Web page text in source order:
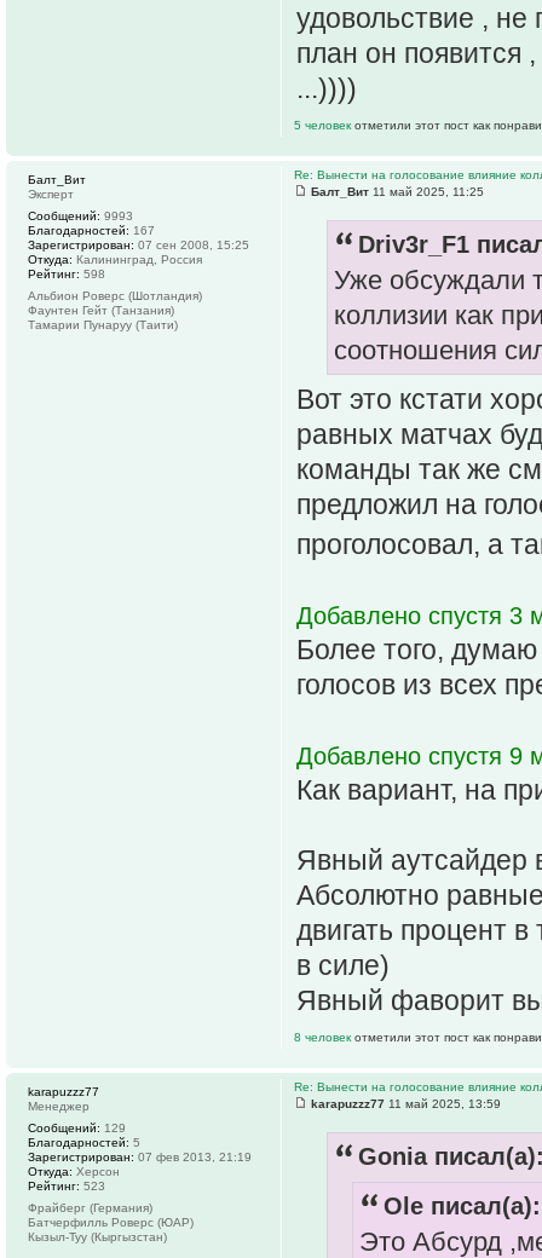
удовольствие ,
план он появится
...))))
5 человек отметили этот пост как
Re: Вынести на голосование влияние
Балт_Вит 11 май 2025, 11:25
Driv3r_F1
Уже обсуждали
коллизии как
соотношения
Вот это кстати
равных матчах
команды так же
предложил на
проголосовал, а
Добавлено спустя 3
Более того,
голосов из всех
Добавлено спустя 9
Как вариант, на
Явный аутсайдер
Абсолютно
двигать процент
в силе)
Явный фаворит
8 человек отметили этот пост как
Балт_Вит
Эксперт
Сообщений: 9993
Благодарностей: 167
Зарегистрирован: 07 сен 2008, 15:25
Откуда: Калининград, Россия
Рейтинг: 598
Альбион Роверс (Шотландия)
Фаунтен Гейт (Танзания)
Тамарии Пунаруу (Таити)
Re: Вынести на голосование влияние
karapuzzz77 11 май 2025, 13:59
Gonia
Ole писал(а):
Это Абсурд
karapuzzz77
Менеджер
Сообщений: 129
Благодарностей: 5
Зарегистрирован: 07 фев 2013, 21:19
Откуда: Херсон
Рейтинг: 523
Фрайберг (Германия)
Батчерфилль Роверс (ЮАР)
Кызыл-Туу (Кыргызстан)